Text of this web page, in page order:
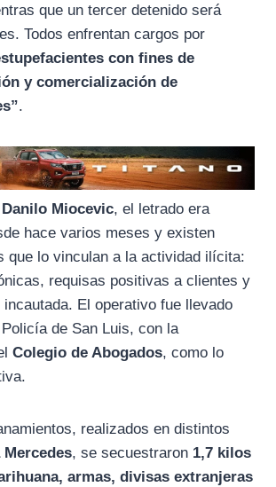
que un tercer detenido será
Todos enfrentan cargos por
con fines de
y comercialización de
.
Danilo Miocevic, el letrado era
hace varios meses y existen
que lo vinculan a la actividad ilícita:
requisas positivas a clientes y
El operativo fue llevado
de San Luis, con la
Colegio de Abogados, como lo
realizados en distintos
, se secuestraron 1,7 kilos
armas, divisas extranjeras